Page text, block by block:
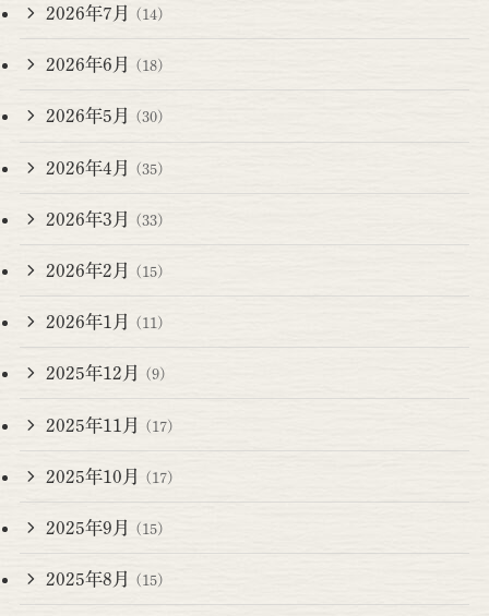
2026年7月 (14)
2026年6月 (18)
2026年5月 (30)
2026年4月 (35)
2026年3月 (33)
2026年2月 (15)
2026年1月 (11)
2025年12月 (9)
2025年11月 (17)
2025年10月 (17)
2025年9月 (15)
2025年8月 (15)